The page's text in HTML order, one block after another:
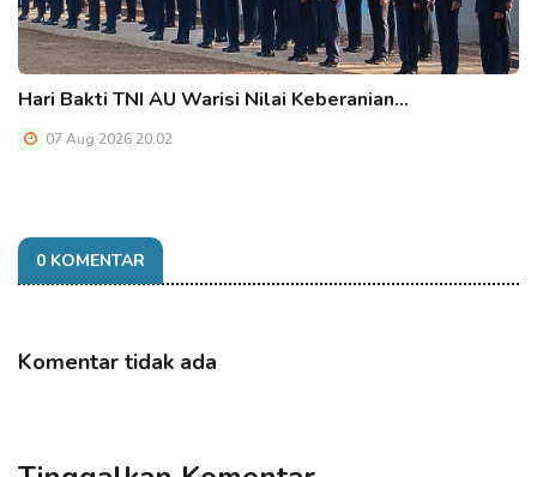
Hari Bakti TNI AU Warisi Nilai Keberanian…
07 Aug 2026 20:02
0 KOMENTAR
Komentar tidak ada